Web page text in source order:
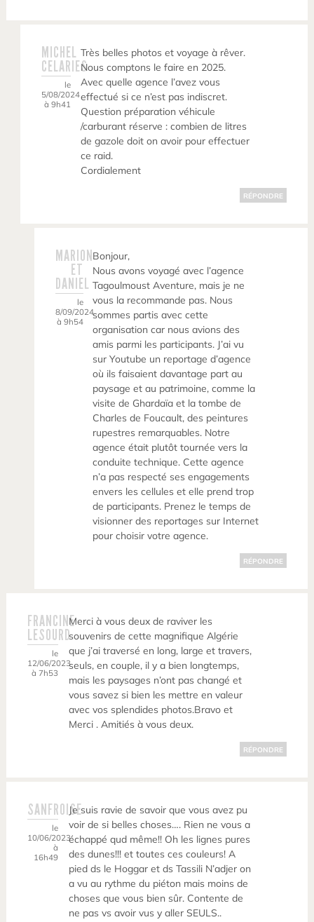
MICHEL
CELARIES
le
5/08/2024
à 9h41
Très belles photos et voyage à rêver.
Nous comptons le faire en 2025.
Avec quelle agence l’avez vous
effectué si ce n’est pas indiscret.
Question préparation véhicule
/carburant réserve : combien de litres
de gazole doit on avoir pour effectuer
ce raid.
Cordialement
RÉPONDRE
MARION
ET
DANIEL
le
8/09/2024
à 9h54
Bonjour,
Nous avons voyagé avec l’agence
Tagoulmoust Aventure, mais je ne
vous la recommande pas. Nous
sommes partis avec cette
organisation car nous avions des
amis parmi les participants. J’ai vu
sur Youtube un reportage d’agence
où ils faisaient davantage part au
paysage et au patrimoine, comme la
visite de Ghardaïa et la tombe de
Charles de Foucault, des peintures
rupestres remarquables. Notre
agence était plutôt tournée vers la
conduite technique. Cette agence
n’a pas respecté ses engagements
envers les cellules et elle prend trop
de participants. Prenez le temps de
visionner des reportages sur Internet
pour choisir votre agence.
RÉPONDRE
FRANCINE
LESOURD
le
12/06/2023
à 7h53
Merci à vous deux de raviver les
souvenirs de cette magnifique Algérie
que j’ai traversé en long, large et travers,
seuls, en couple, il y a bien longtemps,
mais les paysages n’ont pas changé et
vous savez si bien les mettre en valeur
avec vos splendides photos.Bravo et
Merci . Amitiés à vous deux.
RÉPONDRE
SANFROISE
le
10/06/2023
à
16h49
Je suis ravie de savoir que vous avez pu
voir de si belles choses…. Rien ne vous a
échappé qud même!! Oh les lignes pures
des dunes!!! et toutes ces couleurs! A
pied ds le Hoggar et ds Tassili N’adjer on
a vu au rythme du piéton mais moins de
choses que vous bien sûr. Contente de
ne pas vs avoir vus y aller SEULS..